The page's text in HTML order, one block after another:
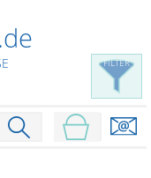
FILTER